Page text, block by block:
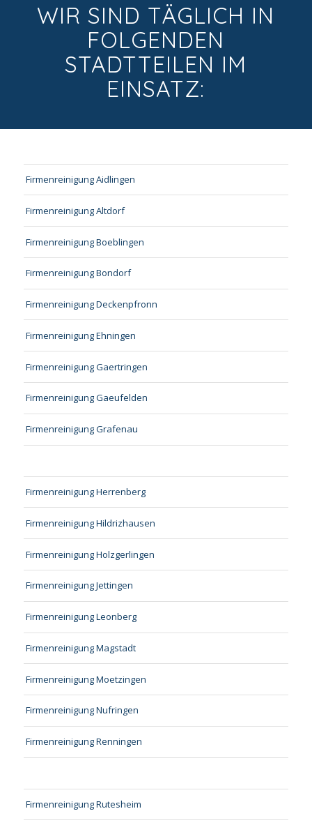
WIR SIND TÄGLICH IN
FOLGENDEN
STADTTEILEN IM
EINSATZ:
Firmenreinigung Aidlingen
Firmenreinigung Altdorf
Firmenreinigung Boeblingen
Firmenreinigung Bondorf
Firmenreinigung Deckenpfronn
Firmenreinigung Ehningen
Firmenreinigung Gaertringen
Firmenreinigung Gaeufelden
Firmenreinigung Grafenau
Firmenreinigung Herrenberg
Firmenreinigung Hildrizhausen
Firmenreinigung Holzgerlingen
Firmenreinigung Jettingen
Firmenreinigung Leonberg
Firmenreinigung Magstadt
Firmenreinigung Moetzingen
Firmenreinigung Nufringen
Firmenreinigung Renningen
Firmenreinigung Rutesheim